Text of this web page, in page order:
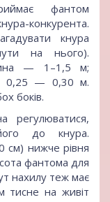
фантом
конкурента.
кнура
на нього).
— 1–1,5 м;
0,25 — 0,30 м.
боків.
регулюватися,
до кнура.
нижче рівня
фантома для
нахилу теж має
тисне на живіт